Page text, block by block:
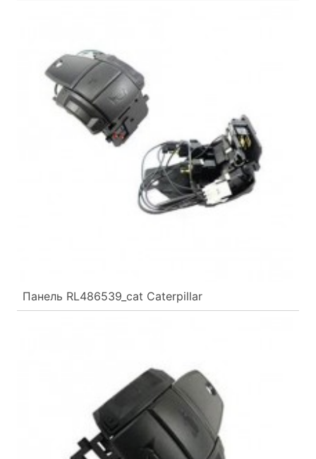
Панель RL486539_cat Caterpillar